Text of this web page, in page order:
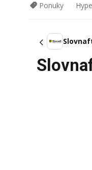
Ponuky